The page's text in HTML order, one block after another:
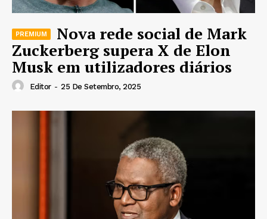
Nova rede social de Mark
Zuckerberg supera X de Elon
Musk em utilizadores diários
Editor - 25 De Setembro, 2025